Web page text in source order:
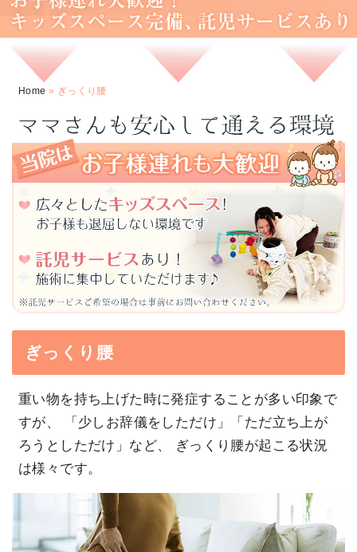
Home » ぎっくり腰
ぎっくり腰
重い物を持ち上げた時に発症することが多い印象で
すが、 「少しお辞儀をしただけ」「ただ立ち上が
ろうとしただけ」など、 ぎっくり腰が起こる状況
は様々です。